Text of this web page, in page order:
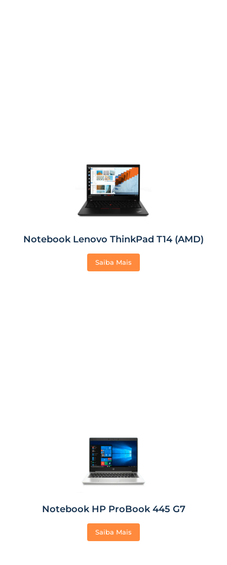
Notebook Lenovo ThinkPad T14 (AMD)
Saiba Mais
Notebook HP ProBook 445 G7
Saiba Mais